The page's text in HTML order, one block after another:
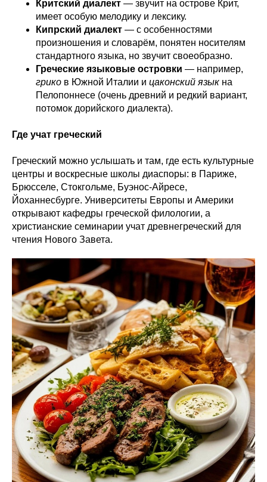
Критский диалект — звучит на острове Крит,
имеет особую мелодику и лексику.
Кипрский диалект — с особенностями
произношения и словарём, понятен носителям
стандартного языка, но звучит своеобразно.
Греческие языковые островки — например,
грико в Южной Италии и цаконский язык на
Пелопоннесе (очень древний и редкий вариант,
потомок дорийского диалекта).
Где учат греческий
Греческий можно услышать и там, где есть культурные
центры и воскресные школы диаспоры: в Париже,
Брюсселе, Стокгольме, Буэнос-Айресе,
Йоханнесбурге. Университеты Европы и Америки
открывают кафедры греческой филологии, а
христианские семинарии учат древнегреческий для
чтения Нового Завета.